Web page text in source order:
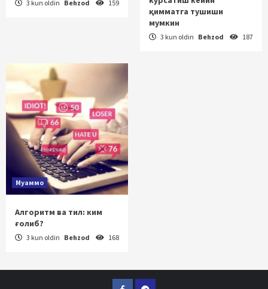
3 kun oldin Behzod 159
қимматга тушиши
мумкин
3 kun oldin Behzod 187
Муаммо
Алгоритм ва тил: ким
ғолиб?
3 kun oldin Behzod 168